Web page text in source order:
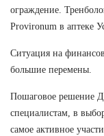
ограждение.
Provironum в аптеке
Ситуация на
большие перемены.
Пошаговое решение
специалистам, в
самое активное